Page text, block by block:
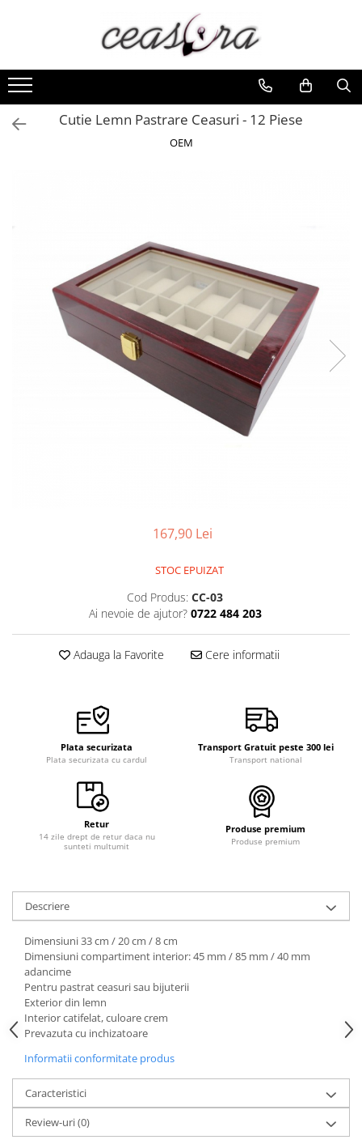
Toate Produsele
Baterii
AA, AAA, 9V
Accesorii baterii
Ceasuri Accurist
Ceasuri Casio
Ceasuri Daniel Klein
Ceasuri Lorus
Curele Casio
Curele cauciuc
Curele Garmin
Curele metalice
Curele militare
Curele piele
Curele textile
Handmade / Bijutieri
Abrazive
Ciocane Miniatura
Clesti Miniatura
Curatare Bijuterii
Dispozitive Bratari
Dispozitive Inele
Dispozitive Margelit
Fierastraie / Panze
Mandrine si Burghie
Cutie Lemn Pastrare Ceasuri - 12 Piese
OEM
167,90 Lei
STOC EPUIZAT
Cod Produs: CC-03
Ai nevoie de ajutor? 0722 484 203
Adauga la Favorite Cere informatii
Plata securizata
Plata securizata cu cardul
Transport Gratuit peste 300 lei
Transport national
Retur
14 zile drept de retur daca nu
sunteti multumit
Produse premium
Produse premium
Descriere
Dimensiuni 33 cm / 20 cm / 8 cm
Dimensiuni compartiment interior: 45 mm / 85 mm / 40 mm
adancime
Pentru pastrat ceasuri sau bijuterii
Exterior din lemn
Interior catifelat, culoare crem
Prevazuta cu inchizatoare
Informatii conformitate produs
Caracteristici
Review-uri(0)